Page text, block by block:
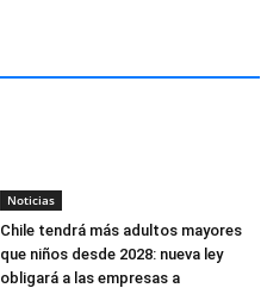
Noticias
Chile tendrá más adultos mayores
que niños desde 2028: nueva ley
obligará a las empresas a